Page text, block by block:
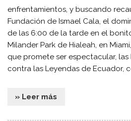
enfrentamientos, y buscando
Fundación de Ismael Cala, el
de las 6:00 de la tarde en el
Milander Park de Hialeah, en
que promete ser espectacular,
contra las Leyendas de Ecuador,
» Leer más